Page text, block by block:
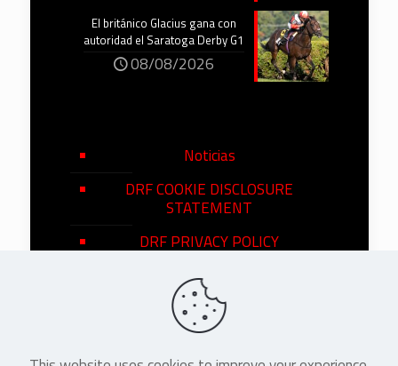
El británico Glacius gana con
autoridad el Saratoga Derby G1
08/08/2026
Noticias
DRF COOKIE DISCLOSURE
STATEMENT
DRF PRIVACY POLICY